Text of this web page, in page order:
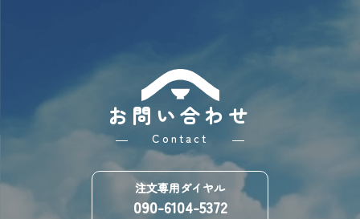
お問い合わせ
Contact
注文専用ダイヤル
090-6104-5372